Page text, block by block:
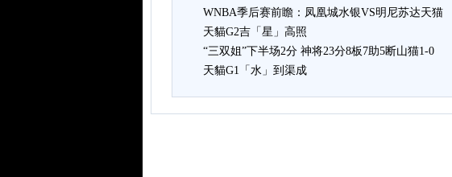
WNBA季后赛前瞻：凤凰城水银VS明尼苏达天猫
天貓G2吉「星」高照
“三双姐”下半场2分 神将23分8板7助5断山猫1-0
天貓G1「水」到渠成